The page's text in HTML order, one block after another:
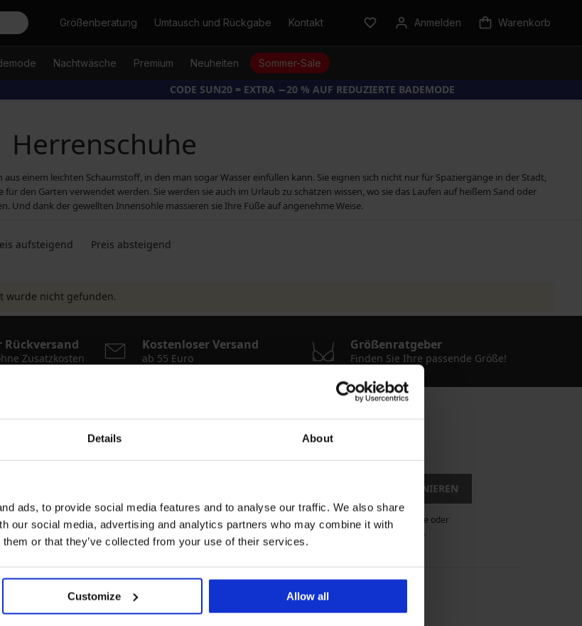
Details About
ads, to provide social media features and to analyse our traffic. We also share
our social media, advertising and analytics partners who may combine it with
or that they’ve collected from your use of their services.
Customize Allow all
SucheGrößenberatung Umtausch und Rückgabe Kontakt Anmelden Warenkorb
Nachtwäsche Premium Neuheiten Sommer-Sale
CODE SUN20 = EXTRA −20 % AUF REDUZIERTE BADEMODE
Herrenschuhe
einem leichten Schaumstoff, in den man sogar Wasser einfüllen kann. Sie eignen sich nicht nur für Spaziergänge in der Stadt,
den Garten verwendet werden. Sie werden sie auch im Urlaub zu schätzen wissen, wo sie das Laufen auf heißem Sand oder
Und dank der gewellten Innensohle massieren sie Ihre Füße auf angenehme Weise.
aufsteigend Preis absteigend
wurde nicht gefunden.
Rückversand
Zusatzkosten
Kostenloser Versand
ab 55 Euro
Größenratgeber
Finden Sie Ihre passende Größe!
Newsletter
ABONNIEREN
Ich möchte mich zum Newsletter anmelden, der Hinweise auf Aktionen, Rabatte oder
Ausverkäufe enthält. Sie können sich jederzeit kostenlos vom Bezug abmelden.
Über Astratex
Über Astratex.de
Sicher einkaufen